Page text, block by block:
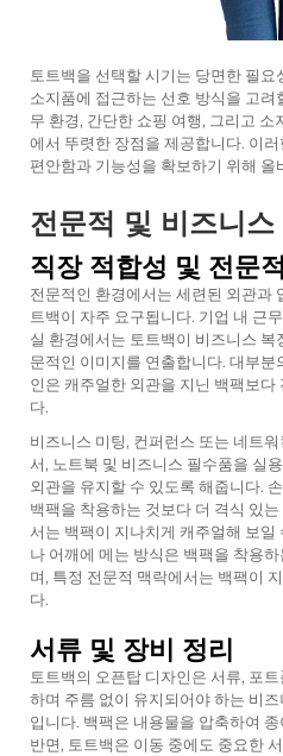
토트백을 선택할 시기는 당면한 필요
소지품에 접근하는 선호 방식을 고려
무 환경, 간단한 쇼핑 여행, 그리고
에서 뚜렷한 장점을 제공합니다. 이
편안함과 기능성을 확보하기 위해 올
전문적 및 비즈니스
직장 적합성 및 전문
전문적인 환경에서는 세련된 외관과
트백이 자주 요구됩니다. 기업 내 근
실 환경에서는 토트백이 비즈니스 복
문적인 이미지를 연출합니다. 대부
인은 캐주얼한 외관을 지닌 백팩보다
다.
비즈니스 미팅, 컨퍼런스 또는 네트
서, 노트북 및 비즈니스 필수품을 실
외관을 유지할 수 있도록 해줍니다.
백팩을 착용하는 것보다 더 격식 있
서는 백팩이 지나치게 캐주얼해 보일
나 어깨에 메는 방식은 백팩을 착용
며, 특정 전문적 맥락에서는 백팩이
다.
서류 및 장비 정리
토트백의 오픈탑 디자인은 서류, 포
하며 주름 없이 유지되어야 하는 비
입니다. 백팩은 내용물을 압축하여
반면, 토트백은 이동 중에도 중요한